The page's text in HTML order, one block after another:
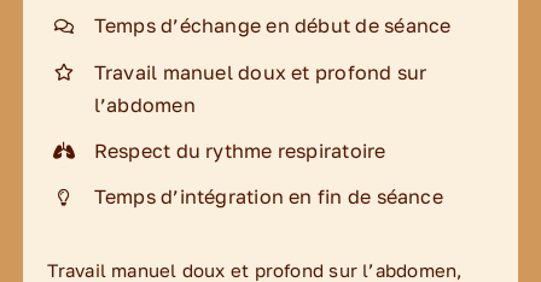
Temps d’échange en début de séance
Travail manuel doux et profond sur
l’abdomen
Respect du rythme respiratoire
Temps d’intégration en fin de séance
Travail manuel doux et profond sur l’abdomen,